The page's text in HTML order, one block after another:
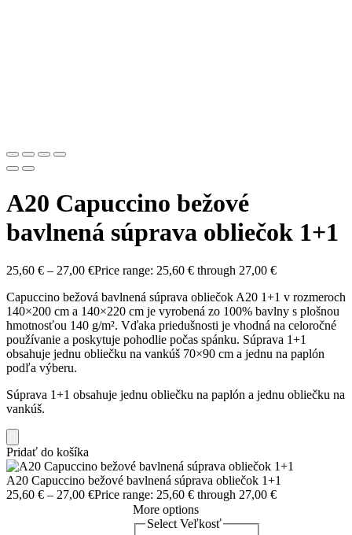
A20 Capuccino bežové
bavlnená súprava obliečok 1+1
25,60 € – 27,00 €Price range: 25,60 € through 27,00 €
Capuccino bežová bavlnená súprava obliečok A20 1+1 v rozmeroch
140×200 cm a 140×220 cm je vyrobená zo 100% bavlny s plošnou
hmotnosťou 140 g/m². Vďaka priedušnosti je vhodná na celoročné
používanie a poskytuje pohodlie počas spánku. Súprava 1+1
obsahuje jednu obliečku na vankúš 70×90 cm a jednu na paplón
podľa výberu.
Súprava 1+1 obsahuje jednu obliečku na paplón a jednu obliečku na
vankúš.
Pridať do košíka
A20 Capuccino bežové bavlnená súprava obliečok 1+1
25,60 € – 27,00 €Price range: 25,60 € through 27,00 €
More options
Select Veľkosť